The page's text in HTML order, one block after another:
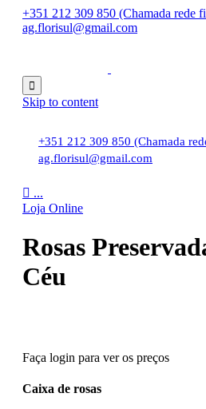
+351 212 309 850 (Chamada rede
ag.florisul@gmail.com

Skip to content
+351 212 309 850 (Chamada
ag.florisul@gmail.com
 ...
Loja Online
Rosas
Céu
Faça login para ver os preços
Caixa de rosas